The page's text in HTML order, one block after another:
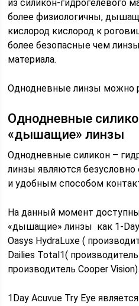
из силикон-гидрогелевого
более физиологичны,
кислород кислород к
более безопасные чем
материала.
Однодневные линзы можно
Однодневные
«дышащие» линзы
Однодневные силикон –
линзы являются
и удобным способом
На данный момент
«дышащие» линзы как 1-Day
Oasys HydraLuxe (
Dailies Total1(
производитель Cooper Vision)
1Day Acuvue Try Eye